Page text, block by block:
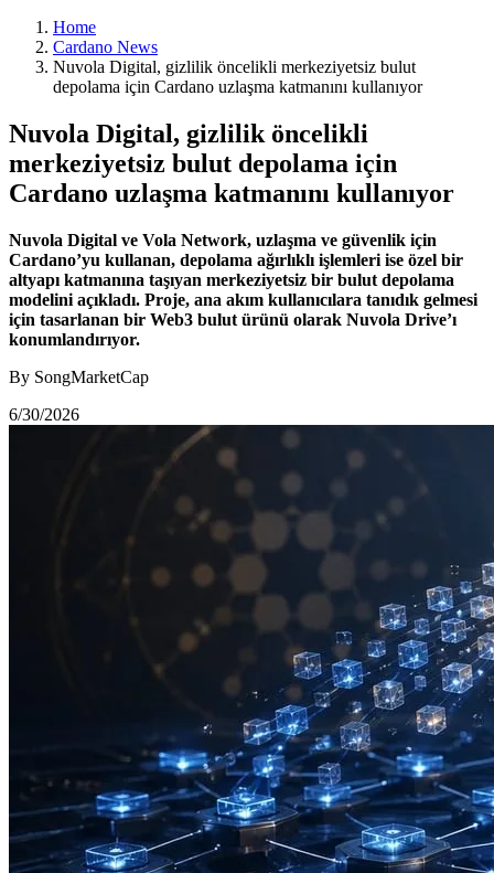
Home
Cardano News
Nuvola Digital, gizlilik öncelikli merkeziyetsiz bulut
depolama için Cardano uzlaşma katmanını kullanıyor
Nuvola Digital, gizlilik öncelikli
merkeziyetsiz bulut depolama için
Cardano uzlaşma katmanını kullanıyor
Nuvola Digital ve Vola Network, uzlaşma ve güvenlik için
Cardano’yu kullanan, depolama ağırlıklı işlemleri ise özel bir
altyapı katmanına taşıyan merkeziyetsiz bir bulut depolama
modelini açıkladı. Proje, ana akım kullanıcılara tanıdık gelmesi
için tasarlanan bir Web3 bulut ürünü olarak Nuvola Drive’ı
konumlandırıyor.
By SongMarketCap
6/30/2026